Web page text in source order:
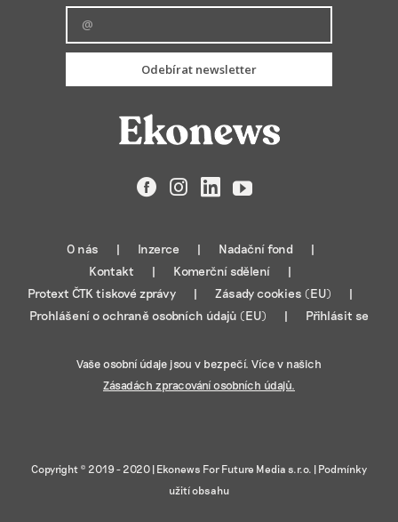
Odebírat newsletter
FacebookInstagramLinkedIn
YouTube
O nás Inzerce
Nadační fond
Kontakt
Komerční sdělení
Protext ČTK tiskové zprávy
Zásady cookies (EU)
Prohlášení o ochraně osobních údajů (EU)
Přihlásit se
Vaše osobní údaje jsou v bezpečí. Více v našich
Zásadách zpracování osobních údajů.
Copyright © 2019 - 2020 | Ekonews For Future Media s.r.o. | Podmínky
užití obsahu